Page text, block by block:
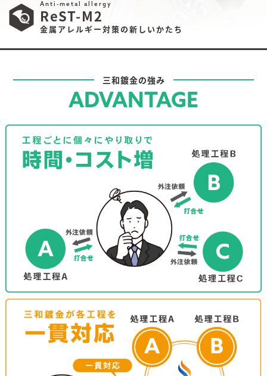
Anti-metal allergy
ReST-M2
金属アレルギー対策の新しいかたち
三和鍍金の強み
ADVANTAGE